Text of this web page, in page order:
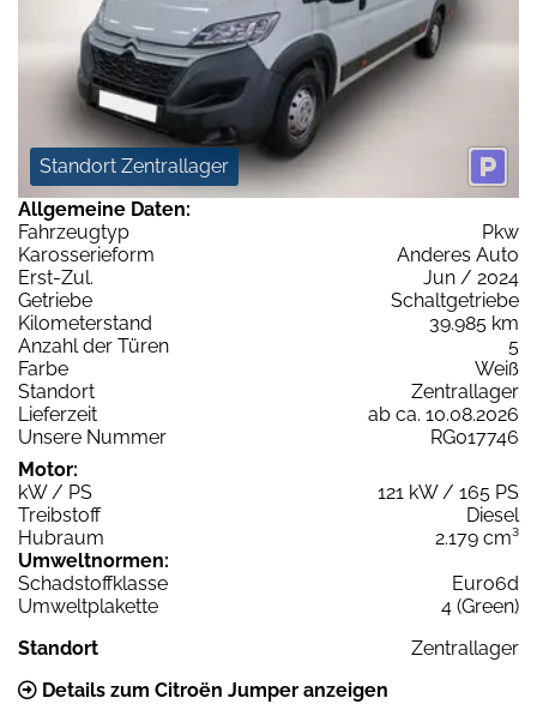
Standort Zentrallager
Allgemeine Daten:
Fahrzeugtyp
Pkw
Karosserieform
Anderes Auto
Erst-Zul.
Jun / 2024
Getriebe
Schaltgetriebe
Kilometerstand
39.985 km
Anzahl der Türen
5
Farbe
Weiß
Standort
Zentrallager
Lieferzeit
ab ca. 10.08.2026
Unsere Nummer
RG017746
Motor:
kW / PS
121 kW / 165 PS
Treibstoff
Diesel
Hubraum
2.179 cm³
Umweltnormen:
Schadstoffklasse
Euro6d
Umweltplakette
4 (Green)
Standort
Zentrallager
Details zum Citroën Jumper anzeigen